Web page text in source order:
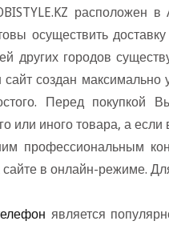
расположен
осуществить
других городов
создан
Перед покупкой
или иного товара, а
профессиональным
в онлайн-режиме.
является